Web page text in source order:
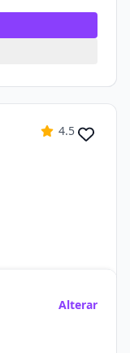
4.5
Alterar